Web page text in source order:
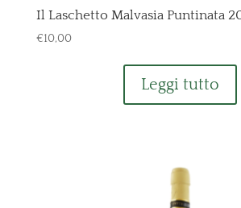
Il Laschetto Malvasia Puntinata
€10,00
Leggi tutto